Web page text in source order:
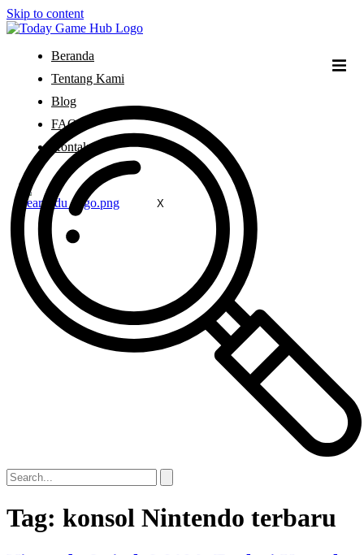
Skip to content
Beranda
Tentang Kami
Blog
FAQ
Kontak
X
Tag: konsol Nintendo terbaru